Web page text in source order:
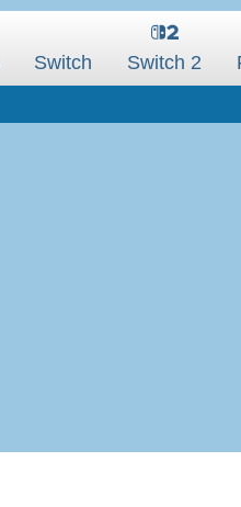
Switch Switch 2